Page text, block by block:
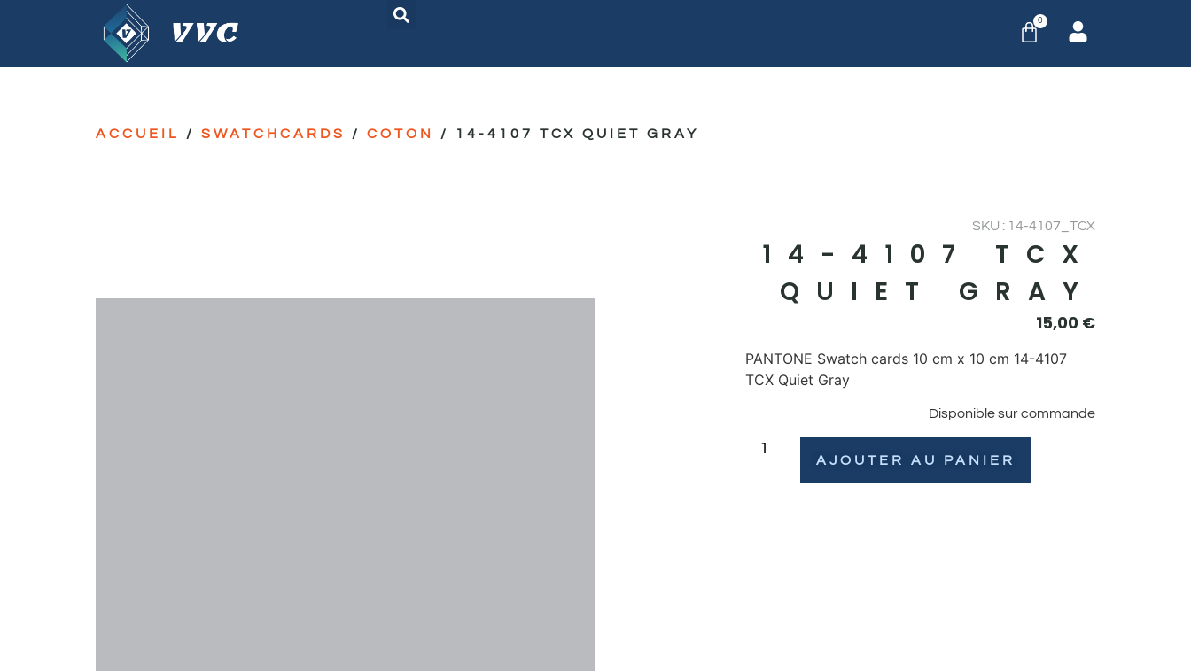
0
ACCUEIL / SWATCHCARDS / COTON / 14-4107 TCX QUIET GRAY
SKU : 14-4107_TCX
14-4107 TCX
QUIET GRAY
15,00 €
PANTONE Swatch cards 10 cm x 10 cm 14-4107
TCX Quiet Gray
Disponible sur commande
AJOUTER AU PANIER